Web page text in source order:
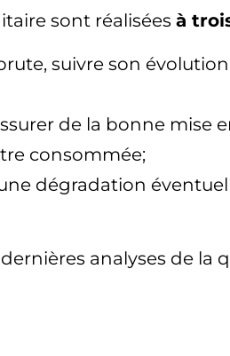
sont réalisées à
suivre son
de la bonne
consommée;
dégradation
analyses de la